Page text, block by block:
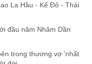
La Hầu - Kế Đô - Thái
đầu năm Nhâm Dần
trong thương vợ 'nhất